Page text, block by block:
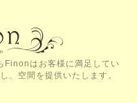
はお客様に満足してい
、空間を提供いたします。